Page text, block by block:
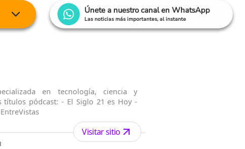
Únete a nuestro canal en WhatsApp
Las noticias más importantes, al instante
en tecnología, ciencia y
pódcast: - El Siglo 21 es Hoy -
Visitar sitio